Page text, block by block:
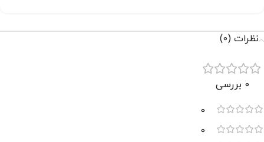
نظرات (0)
0 بررسی
0
0